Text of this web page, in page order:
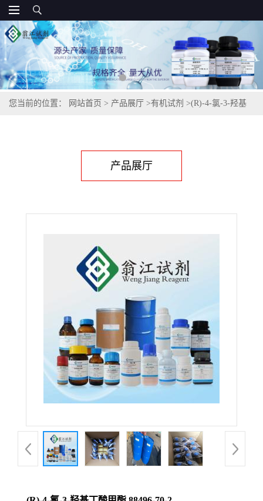
您当前的位置： 网站首页 > 产品展厅 >有机试剂 >(R)-4-氯-3-羟基
产品展厅